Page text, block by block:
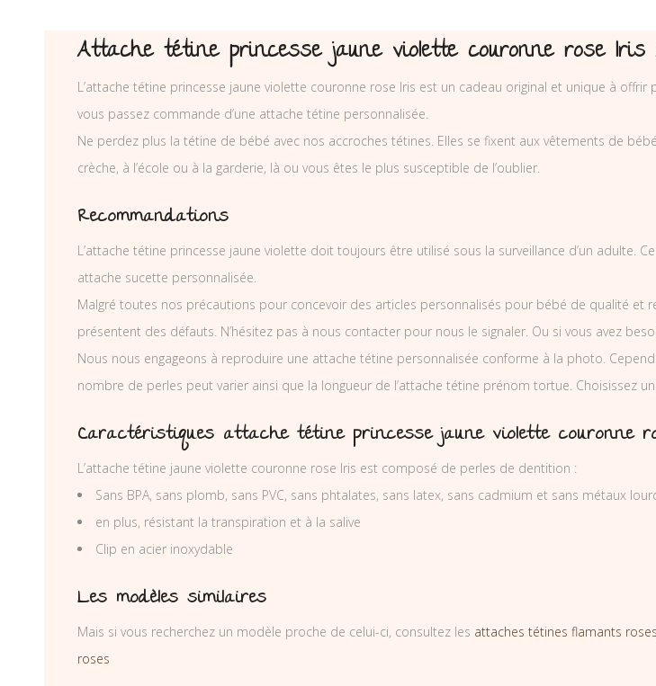
Attache tétine princesse jaune violette couronne rose Iris
L’attache tétine princesse jaune violette couronne rose Iris est un cadeau original et unique à
vous passez commande d’une attache tétine personnalisée.
Ne perdez plus la tétine de bébé avec nos accroches tétines. Elles se fixent aux vêtements de
crèche, à l’école ou à la garderie, là ou vous êtes le plus susceptible de l’oublier.
Recommandations
L’attache tétine princesse jaune violette doit toujours être utilisé sous la surveillance d’un adulte.
attache sucette personnalisée.
Malgré toutes nos précautions pour concevoir des articles personnalisés pour bébé de qualité et
présentent des défauts. N’hésitez pas à nous contacter pour nous le signaler. Ou si vous avez
Nous nous engageons à reproduire une attache tétine personnalisée conforme à la photo.
nombre de perles peut varier ainsi que la longueur de l’attache tétine prénom tortue. Choisissez
Caractéristiques attache tétine princesse jaune violette couronne
L’attache tétine jaune violette couronne rose Iris est composé de perles de dentition :
Sans BPA, sans plomb, sans PVC, sans phtalates, sans latex, sans cadmium et sans métaux
en plus, résistant la transpiration et à la salive
Clip en acier inoxydable
Les modèles similaires
Mais si vous recherchez un modèle proche de celui-ci, consultez les attaches tétines flamants roses
roses